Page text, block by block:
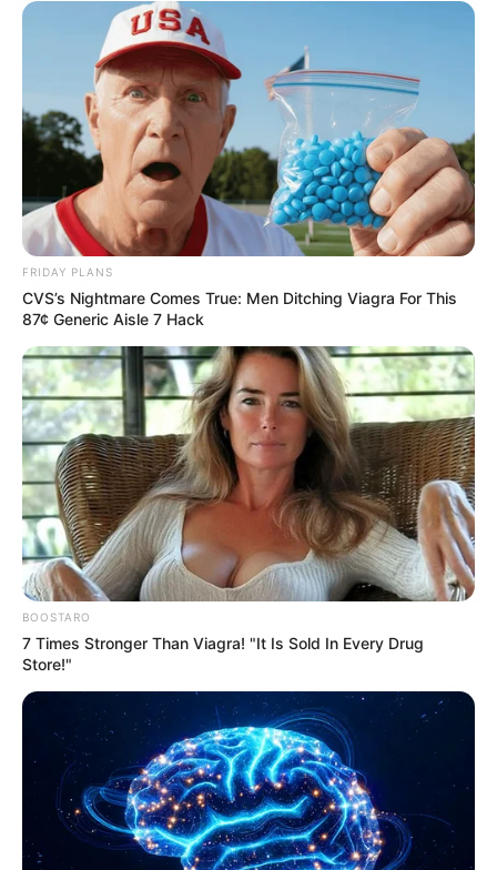
FRIDAY PLANS
CVS’s Nightmare Comes True: Men Ditching Viagra For This
87¢ Generic Aisle 7 Hack
BOOSTARO
7 Times Stronger Than Viagra! "It Is Sold In Every Drug
Store!"